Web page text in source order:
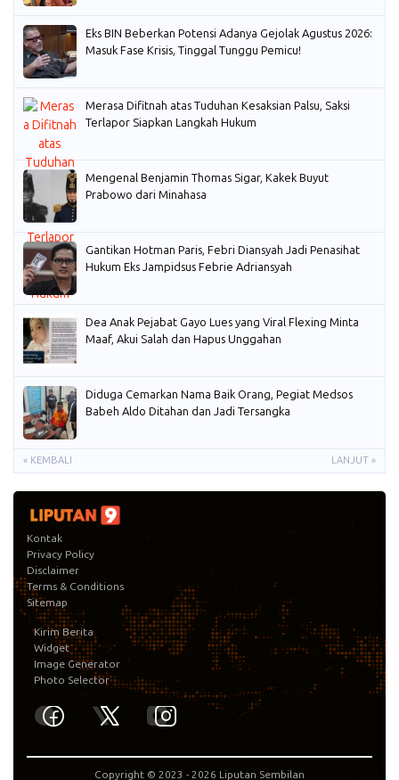
Eks BIN Beberkan Potensi Adanya Gejolak Agustus 2026:
Masuk Fase Krisis, Tinggal Tunggu Pemicu!
Merasa Difitnah atas Tuduhan Kesaksian Palsu, Saksi
Terlapor Siapkan Langkah Hukum
Mengenal Benjamin Thomas Sigar, Kakek Buyut
Prabowo dari Minahasa
Gantikan Hotman Paris, Febri Diansyah Jadi Penasihat
Hukum Eks Jampidsus Febrie Adriansyah
Dea Anak Pejabat Gayo Lues yang Viral Flexing Minta
Maaf, Akui Salah dan Hapus Unggahan
Diduga Cemarkan Nama Baik Orang, Pegiat Medsos
Babeh Aldo Ditahan dan Jadi Tersangka
« KEMBALI LANJUT »
Kontak
Privacy Policy
Disclaimer
Terms & Conditions
Sitemap
Kirim Berita
Widget
Image Generator
Photo Selector
Copyright © 2023 - 2026 Liputan Sembilan